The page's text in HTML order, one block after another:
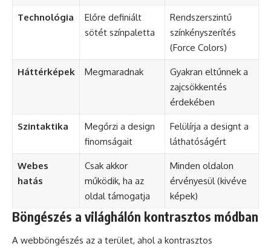
Technológia
Előre definiált
sötét színpaletta
Rendszerszintű
színkényszerítés
(Force Colors)
Háttérképek Megmaradnak
Gyakran eltűnnek a
zajcsökkentés
érdekében
Szintaktika
Megőrzi a design
finomságait
Felülírja a designt a
láthatóságért
Webes
hatás
Csak akkor
működik, ha az
oldal támogatja
Minden oldalon
érvényesül (kivéve
képek)
Böngészés a világhálón kontrasztos módban
A webböngészés az a terület, ahol a kontrasztos